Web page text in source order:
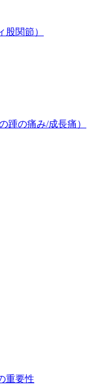
関節）
踵の痛み/成長痛）
重要性